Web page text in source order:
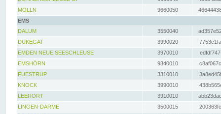
MÖLLN
9660050
EMS
DALUM
3550040
DUKEGAT
3990020
EMDEN NEUE SEESCHLEUSE
3970010
EMSHÖRN
9340010
FUESTRUP
3310010
KNOCK
3990010
LEERORT
3910010
LINGEN-DARME
3500015